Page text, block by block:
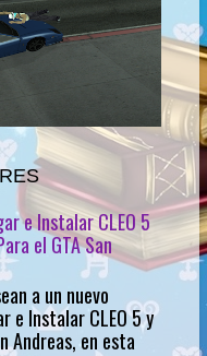
e Instalar CLEO 5
el GTA San
a un nuevo
e Instalar CLEO 5 y
Andreas, en esta